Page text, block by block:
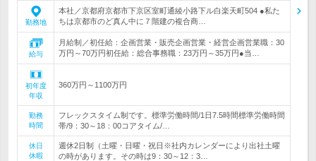
勤務地
本社／京都府京都市下京区室町通綾小路下ル白楽天町504 ●私た
ちは京都市のど真ん中に７階建の複合商…
給与
月給制／初任給：企画営業・販売企画営業・経営企画営業職：30
万円～70万円初任給：総合事務職：23万円～35万円●当…
初年度
年収
360万円～1100万円
勤務
時間
フレックスタイム制です。標準労働時間/1日7.5時間標準労働時間
帯/9：30～18：00コアタイム/…
休日
休暇
週休2日制（土曜・日曜・祝日※社内カレンダーにより出社土曜
の時があります。その時は9：30～12：3…